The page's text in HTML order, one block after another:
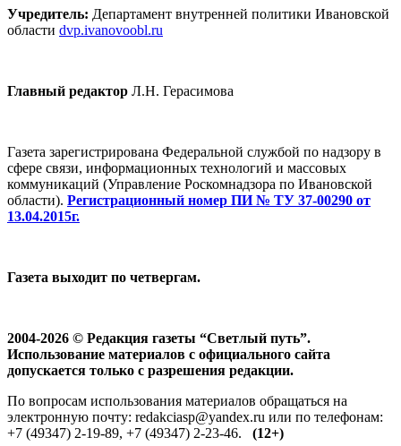
Учредитель: Департамент внутренней политики Ивановской
области dvp.ivanovoobl.ru
Главный редактор Л.Н. Герасимова
Газета зарегистрирована Федеральной службой по надзору в
сфере связи, информационных технологий и массовых
коммуникаций (Управление Роскомнадзора по Ивановской
области). Регистрационный номер ПИ № ТУ 37-00290 от
13.04.2015г.
Газета выходит по четвергам.
2004-2026 © Редакция газеты “Светлый путь”.
Использование материалов с официального сайта
допускается только с разрешения редакции.
По вопросам использования материалов обращаться на
электронную почту: redakciasp@yandex.ru или по телефонам:
+7 (49347) 2-19-89, +7 (49347) 2-23-46. (12+)